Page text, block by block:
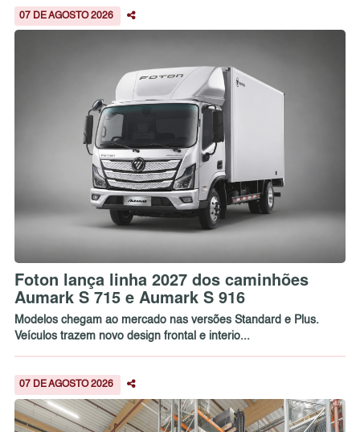
07 DE AGOSTO 2026
Foton lança linha 2027 dos caminhões
Aumark S 715 e Aumark S 916
Modelos chegam ao mercado nas versões Standard e Plus.
Veículos trazem novo design frontal e interio...
07 DE AGOSTO 2026